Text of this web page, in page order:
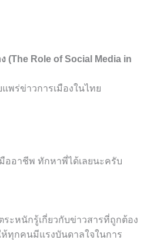
(The Role of Social Media in
พร่ข่าวการเมืองในไทย
ออาชีพ ทักหาพี่ได้เลยนะครับ
ะหนักรู้เกี่ยวกับข่าวสารที่ถูกต้อง
ทุกคนมีแรงบันดาลใจในการ